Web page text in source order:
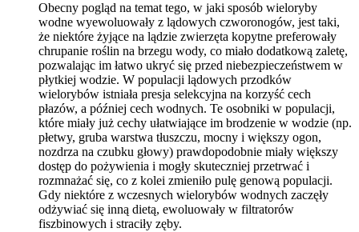
Obecny pogląd na temat tego, w jaki sposób wieloryby
wodne wyewoluowały z lądowych czworonogów, jest taki,
że niektóre żyjące na lądzie zwierzęta kopytne preferowały
chrupanie roślin na brzegu wody, co miało dodatkową zaletę,
pozwalając im łatwo ukryć się przed niebezpieczeństwem w
płytkiej wodzie. W populacji lądowych przodków
wielorybów istniała presja selekcyjna na korzyść cech
płazów, a później cech wodnych. Te osobniki w populacji,
które miały już cechy ułatwiające im brodzenie w wodzie (np.
płetwy, gruba warstwa tłuszczu, mocny i większy ogon,
nozdrza na czubku głowy) prawdopodobnie miały większy
dostęp do pożywienia i mogły skuteczniej przetrwać i
rozmnażać się, co z kolei zmieniło pulę genową populacji.
Gdy niektóre z wczesnych wielorybów wodnych zaczęły
odżywiać się inną dietą, ewoluowały w filtratorów
fiszbinowych i straciły zęby.